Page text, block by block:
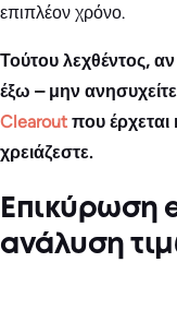
επιπλέον χρόνο.
Τούτου λεχθέντος,
έξω – μην
Clearout που έρχεται
χρειάζεστε.
Επικύρωση
ανάλυση